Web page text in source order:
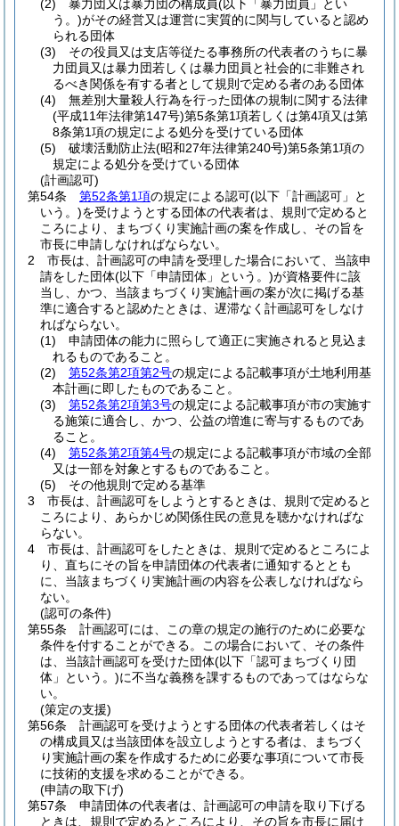
(2)
暴力団又は暴力団の構成員(以下「暴力団員」とい
う。)がその経営又は運営に実質的に関与していると認め
られる団体
(3)
その役員又は支店等従たる事務所の代表者のうちに暴
力団員又は暴力団若しくは暴力団員と社会的に非難され
るべき関係を有する者として規則で定める者のある団体
(4)
無差別大量殺人行為を行った団体の規制に関する法律
(平成11年法律第147号)第5条第1項若しくは第4項又は第
8条第1項の規定による処分を受けている団体
(5)
破壊活動防止法(昭和27年法律第240号)第5条第1項の
規定による処分を受けている団体
(計画認可)
第54条
第52条第1項の規定による認可(以下「計画認可」と
いう。)を受けようとする団体の代表者は、規則で定めると
ころにより、まちづくり実施計画の案を作成し、その旨を
市長に申請しなければならない。
2
市長は、計画認可の申請を受理した場合において、当該申
請をした団体(以下「申請団体」という。)が資格要件に該
当し、かつ、当該まちづくり実施計画の案が次に掲げる基
準に適合すると認めたときは、遅滞なく計画認可をしなけ
ればならない。
(1)
申請団体の能力に照らして適正に実施されると見込ま
れるものであること。
(2)
第52条第2項第2号の規定による記載事項が土地利用基
本計画に即したものであること。
(3)
第52条第2項第3号の規定による記載事項が市の実施す
る施策に適合し、かつ、公益の増進に寄与するものであ
ること。
(4)
第52条第2項第4号の規定による記載事項が市域の全部
又は一部を対象とするものであること。
(5)
その他規則で定める基準
3
市長は、計画認可をしようとするときは、規則で定めると
ころにより、あらかじめ関係住民の意見を聴かなければな
らない。
4
市長は、計画認可をしたときは、規則で定めるところによ
り、直ちにその旨を申請団体の代表者に通知するととも
に、当該まちづくり実施計画の内容を公表しなければなら
ない。
(認可の条件)
第55条
計画認可には、この章の規定の施行のために必要な
条件を付することができる。
この場合において、その条件
は、当該計画認可を受けた団体(以下「認可まちづくり団
体」という。)に不当な義務を課するものであってはならな
い。
(策定の支援)
第56条
計画認可を受けようとする団体の代表者若しくはそ
の構成員又は当該団体を設立しようとする者は、まちづく
り実施計画の案を作成するために必要な事項について市長
に技術的支援を求めることができる。
(申請の取下げ)
第57条
申請団体の代表者は、計画認可の申請を取り下げる
ときは、規則で定めるところにより、その旨を市長に届け